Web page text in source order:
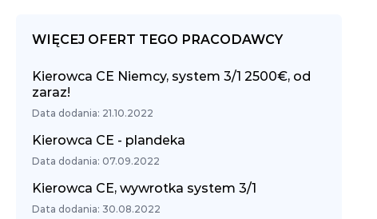
WIĘCEJ OFERT TEGO PRACODAWCY
Kierowca CE Niemcy, system 3/1 2500€, od
zaraz!
Data dodania: 21.10.2022
Kierowca CE - plandeka
Data dodania: 07.09.2022
Kierowca CE, wywrotka system 3/1
Data dodania: 30.08.2022